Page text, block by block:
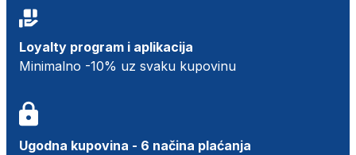
Loyalty program i aplikacija
Minimalno -10% uz svaku kupovinu
Ugodna kupovina - 6 načina plaćanja